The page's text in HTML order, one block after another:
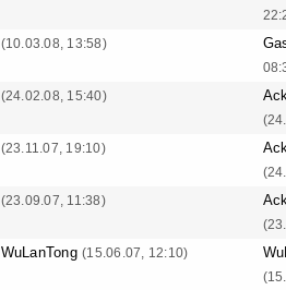
(10.03.08, 13:58)
(24.02.08, 15:40)
(23.11.07, 19:10)
(23.09.07, 11:38)
WuLanTong(15.06.07, 12:10)